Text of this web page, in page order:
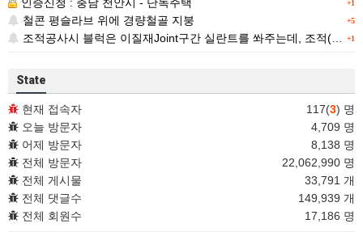
+1
+5
철콘 평슬라브 위에 경량철골 지붕
+1
조적공사시 블럭은 이질재Joint구간 실란트를 쏴주는데, 조적(벽돌)은 왜 따로 표기가 없을까요 ?
State
현재 접속자 117(3) 명
오늘 방문자
4,709 명
어제 방문자
8,138 명
전체 방문자
22,062,990 명
전체 게시물
33,791 개
전체 댓글수
149,939 개
전체 회원수
17,186 명